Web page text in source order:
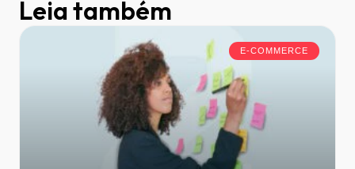
Leia também
E-COMMERCE